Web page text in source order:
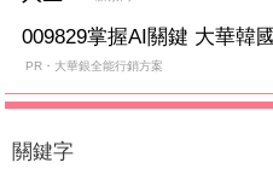
009829掌握AI關鍵 大華韓
PR・大華銀全能行銷方案
關鍵字